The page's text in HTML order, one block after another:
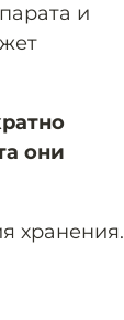
и
они
хранения.